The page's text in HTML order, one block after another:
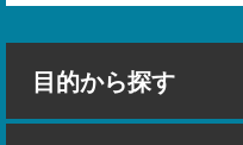
目的から探す